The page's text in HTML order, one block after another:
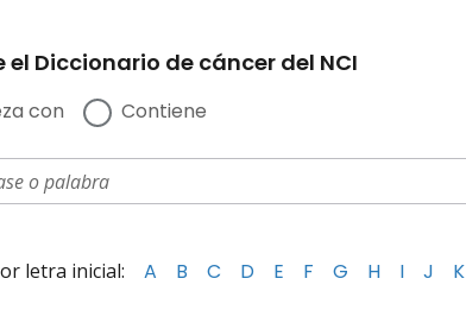
el Diccionario de cáncer del NCI
con Contiene
letra inicial: A B C D E F G H I J K